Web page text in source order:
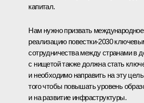
капитал.
Нам нужно призвать
реализацию повестки-2030
сотрудничества между странами в
с нищетой также должна стать
и необходимо направить на эту
того чтобы повышать уровень
и на развитие инфраструктуры.